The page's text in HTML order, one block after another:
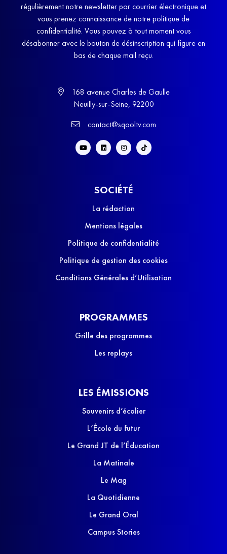
régulièrement notre newsletter par courrier électronique et
vous prenez connaissance de notre politique de
confidentialité. Vous pouvez à tout moment vous
désabonner avec le bouton de désinscription qui figure en
bas de chaque mail reçu.
168 avenue Charles de Gaulle
Neuilly-sur-Seine, 92200
contact@sqooltv.com
SOCIÉTÉ
La rédaction
Mentions légales
Politique de confidentialité
Politique de gestion des cookies
Conditions Générales d’Utilisation
PROGRAMMES
Grille des programmes
Les replays
LES ÉMISSIONS
Souvenirs d’écolier
L’École du futur
Le Grand JT de l’Éducation
La Matinale
Le Mag
La Quotidienne
Le Grand Oral
Campus Stories